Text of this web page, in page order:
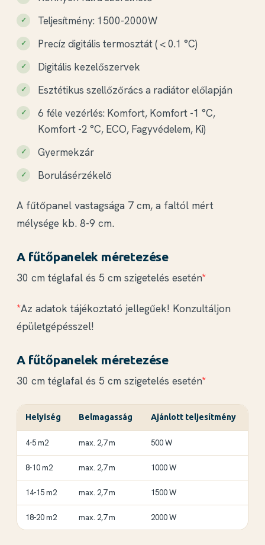
Teljesítmény: 1500-2000W
Precíz digitális termosztát ( < 0.1 °C)
Digitális kezelőszervek
Esztétikus szellőzőrács a radiátor előlapján
6 féle vezérlés: Komfort, Komfort -1 °C,
Komfort -2 °C, ECO, Fagyvédelem, Ki)
Gyermekzár
Borulásérzékelő
A fűtőpanel vastagsága 7 cm, a faltól mért
mélysége kb. 8-9 cm.
A fűtőpanelek méretezése
30 cm téglafal és 5 cm szigetelés esetén*
*Az adatok tájékoztató jellegűek! Konzultáljon
épületgépésszel!
A fűtőpanelek méretezése
30 cm téglafal és 5 cm szigetelés esetén*
Helyiség Belmagasság Ajánlott teljesítmény
4-5 m2 max. 2,7 m 500 W
8-10 m2 max. 2,7 m 1000 W
14-15 m2 max. 2,7 m 1500 W
18-20 m2 max. 2,7 m 2000 W